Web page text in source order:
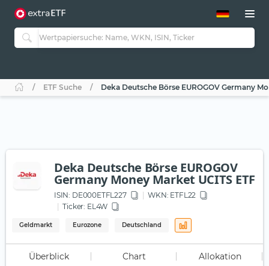
ETF-Guide 2.0
Guide Aktive ETFs
ETF-Sparpläne
ETF Suche Deka Deutsche Börse EUROGOV Germany
Deka Deutsche Börse EUROGOV
Germany Money Market UCITS ETF
ISIN: DE000ETFL227 WKN: ETFL22
Ticker: EL4W
Geldmarkt Eurozone Deutschland
Überblick Chart Allokation